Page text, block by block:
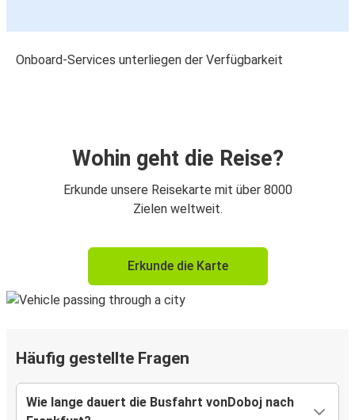
Onboard-Services unterliegen der Verfügbarkeit
Wohin geht die Reise?
Erkunde unsere Reisekarte mit über 8000
Zielen weltweit.
Erkunde die Karte
Häufig gestellte Fragen
Wie lange dauert die Busfahrt vonDoboj nach